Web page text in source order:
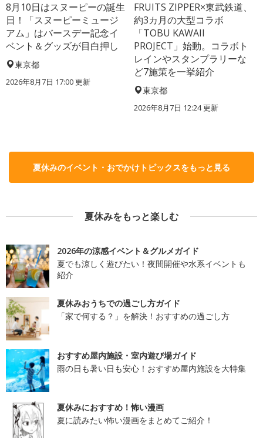
8月10日はスヌーピーの誕生
日！「スヌーピーミュージ
アム」はバースデー記念イ
ベント＆グッズが目白押し
東京都
2026年8月7日 17:00更新
FRUITS ZIPPER×東武鉄道、
約3カ月の大型コラボ
「TOBU KAWAII
PROJECT」始動。コラボト
レインやスタンプラリーな
ど7施策を一挙紹介
東京都
2026年8月7日 12:24更新
夏休みのイベント・おでかけトピックスをもっと見る
夏休みをもっと楽しむ
2026年の涼感イベント＆グルメガイド
夏でも涼しく遊びたい！夜間開催や水系イベントも
紹介
夏休みおうちでの過ごし方ガイド
「家で何する？」を解決！おすすめの過ごし方
おすすめ屋内施設・室内遊び場ガイド
雨の日も暑い日も安心！おすすめ屋内施設を大特集
夏休みにおすすめ！怖い漫画
夏に読みたい怖い漫画をまとめてご紹介！